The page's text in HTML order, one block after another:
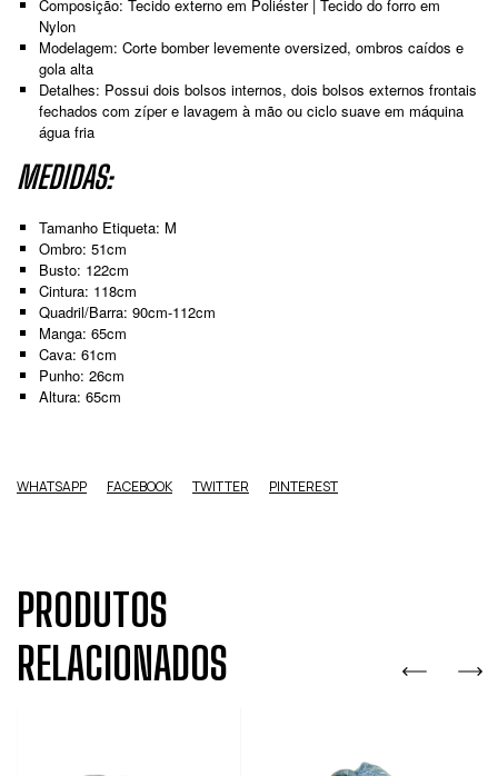
Composição: Tecido externo em Poliéster | Tecido do forro em
Nylon
Modelagem: Corte bomber levemente oversized, ombros caídos e
gola alta
Detalhes: Possui dois bolsos internos, dois bolsos externos frontais
fechados com zíper e lavagem à mão ou ciclo suave em máquina
água fria
MEDIDAS:
Tamanho Etiqueta: M
Ombro: 51cm
Busto: 122cm
Cintura: 118cm
Quadril/Barra: 90cm-112cm
Manga: 65cm
Cava: 61cm
Punho: 26cm
Altura: 65cm
WHATSAPP FACEBOOK TWITTER PINTEREST
PRODUTOS
RELACIONADOS